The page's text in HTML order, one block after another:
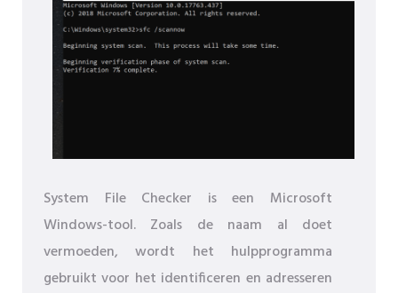
System File Checker is een Microsoft
Windows-tool. Zoals de naam al doet
vermoeden, wordt het hulpprogramma
gebruikt voor het identificeren en adresseren